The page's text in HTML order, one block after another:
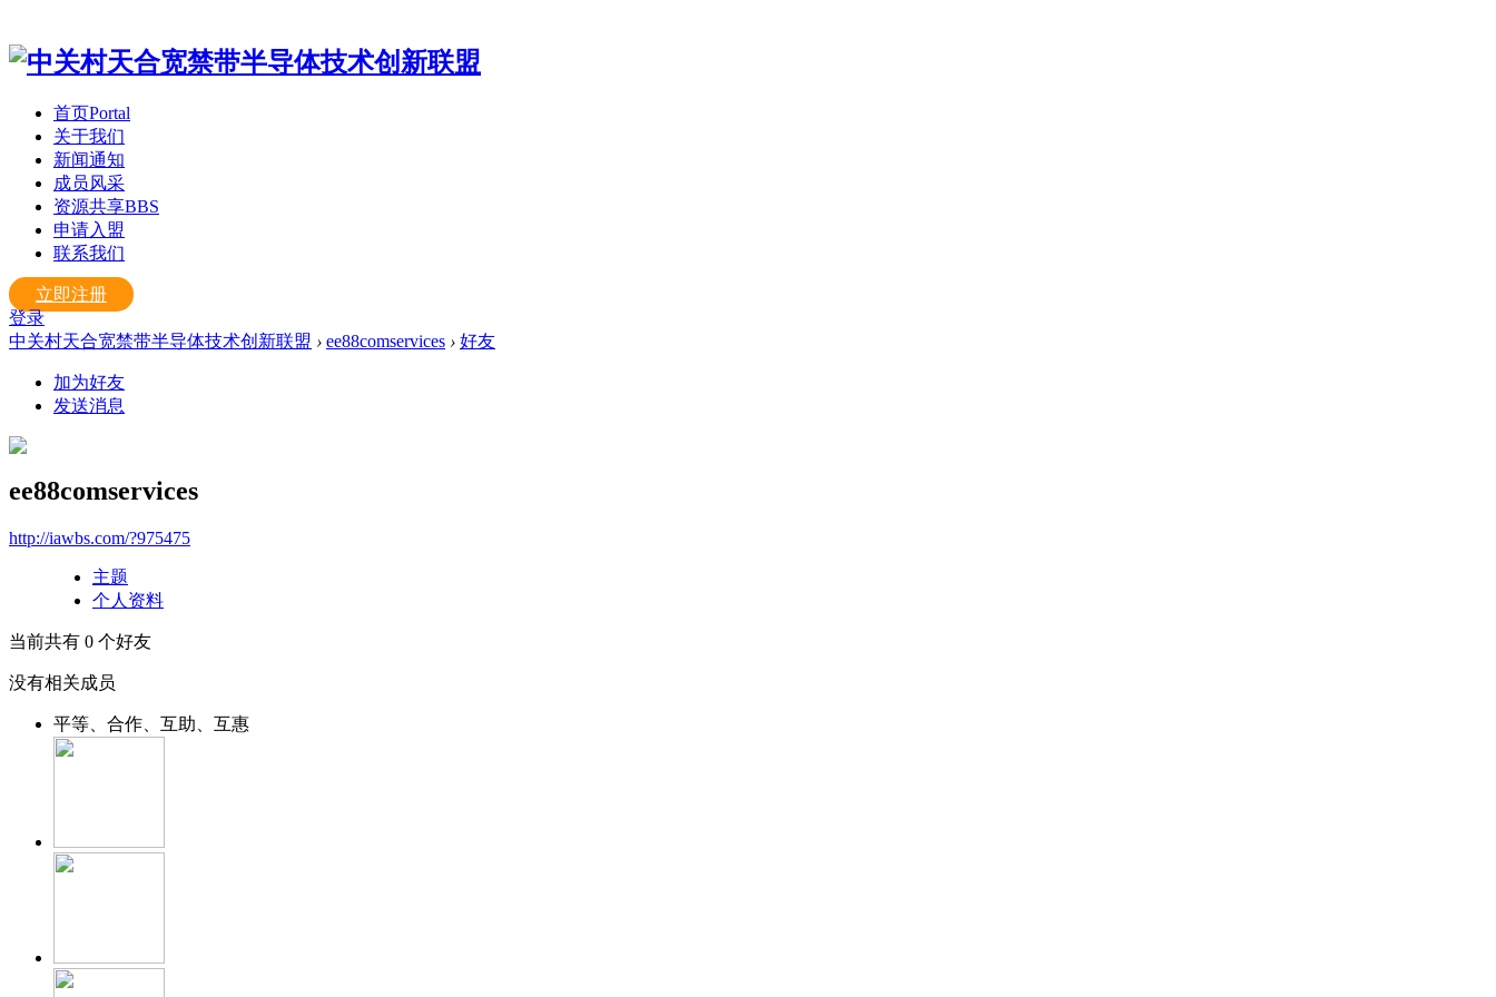
首页Portal
关于我们
新闻通知
成员风采
资源共享BBS
申请入盟
联系我们
立即注册
登录
中关村天合宽禁带半导体技术创新联盟 › ee88comservices › 好友
加为好友
发送消息
ee88comservices
http://iawbs.com/?975475
主题
个人资料
当前共有 0 个好友
没有相关成员
平等、合作、互助、互惠